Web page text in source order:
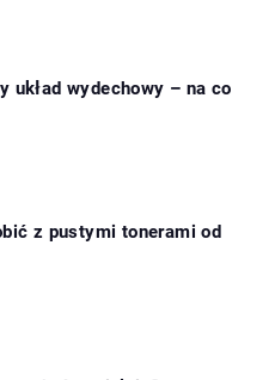
układ wydechowy – na co
z pustymi tonerami od